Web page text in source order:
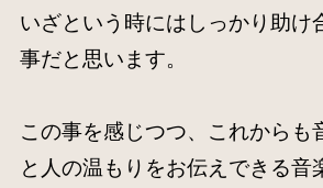
いざという時にはしっかり助け
事だと思います。
この事を感じつつ、これからも
と人の温もりをお伝えできる音